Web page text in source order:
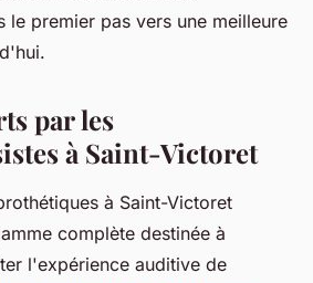
le premier pas vers une meilleure
par les
à Saint-Victoret
à Saint-Victoret
complète destinée à
l'expérience auditive de